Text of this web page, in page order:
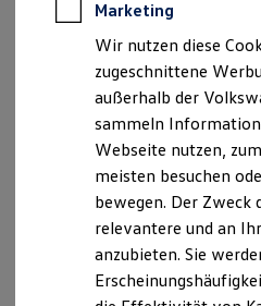
ID. Tutorials
Reichweite
Reichweite der
Reichweite im
Laden
Laden unterwegs
Laden Zuhause
Ladestationen
Batterie
Sicherheit
Garantie und
buchhaltung@autohaus-
Sonntag
Marketing
Wir nutzen diese
zugeschnittene
außerhalb der
sammeln
Webseite nutzen,
meisten besuchen
bewegen. Der Zweck
relevantere und an
anzubieten. Sie